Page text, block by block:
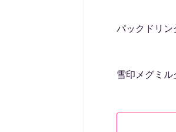
パックドリン
雪印メグミル